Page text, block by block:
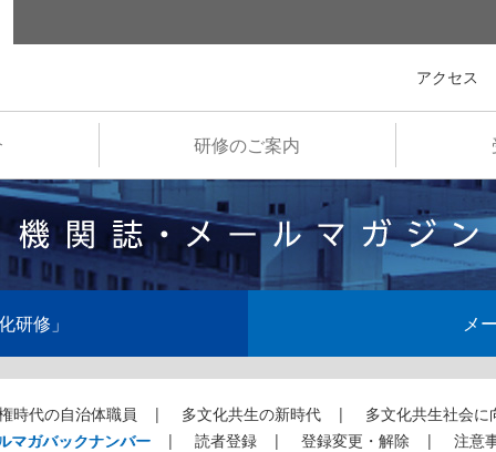
研修のご案内
アクセス
研修」 メ
時代の自治体職員 多文化共生の新時代
多文化共生社会に
マガバックナンバー
読者登録 登録変更・解除 注意